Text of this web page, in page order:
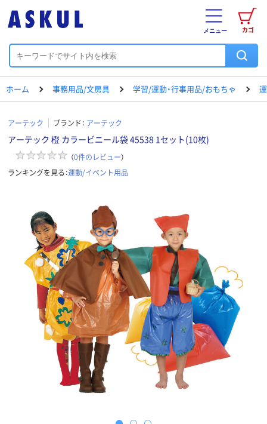
カゴ
メニュー
ホーム 事務用品/文房具 学習/運動・行事用品/おもちゃ
アーテック ブランド： アーテック
アーテック 橙 カラービニール袋 45538 1セット(10枚)
（0件のレビュー）
ランキングを見る：運動/イベント用品